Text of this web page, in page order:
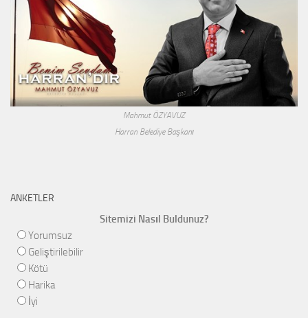
Mahmut ÖZYAVUZ
Harran Belediye Başkanı
ANKETLER
Sitemizi Nasıl Buldunuz?
Yorumsuz
Geliştirilebilir
Kötü
Harika
İyi